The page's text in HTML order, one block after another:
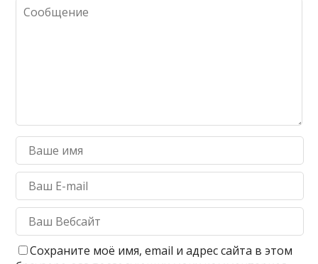
Сохраните моё имя, email и адрес сайта в этом